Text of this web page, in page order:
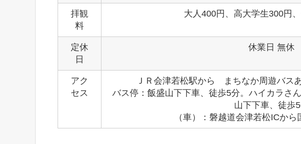
拝観
料
大人400円、高大学生300円
定休
日
休業日 無休
アク
セス
ＪＲ会津若松駅から まちなか周遊バス
バス停：飯盛山下下車、徒歩5分。ハイカラさ
山下下車、徒歩
（車）：磐越道会津若松ICか